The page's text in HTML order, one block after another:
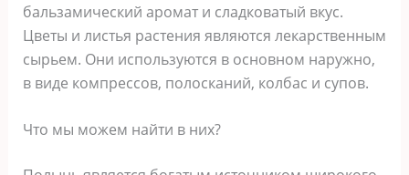
бальзамический аромат и сладковатый вкус.
Цветы и листья растения являются лекарственным
сырьем. Они используются в основном наружно,
в виде компрессов, полосканий, колбас и супов.
Что мы можем найти в них?